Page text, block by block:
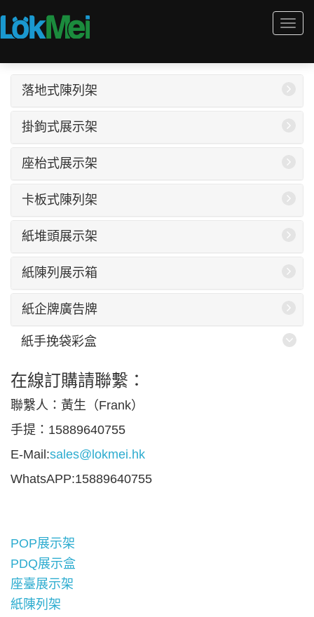
落地式陳列架
掛鉤式展示架
座枱式展示架
卡板式陳列架
紙堆頭展示架
紙陳列展示箱
紙企牌廣告牌
紙手挽袋彩盒
在線訂購請聯繫：
聯繫人：黃生（Frank）
手提：15889640755
E-Mail:sales@lokmei.hk
WhatsAPP:15889640755
POP展示架
PDQ展示盒
座臺展示架
紙陳列架